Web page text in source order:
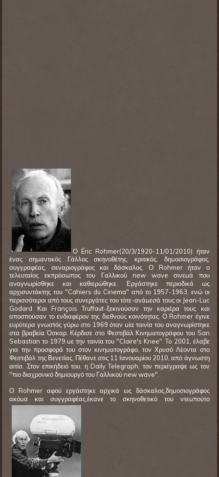
Ο Éric Rohmer(20/3/1920-11/01/2010) ήταν
ένας σημαντικός Γάλλος σκηνοθέτης, κριτικός, δημοσιογράφος,
συγγραφέας, σεναριογράφος και δάσκαλος. Ο Rohmer ήταν ο
τελευταίος εκπρόσωπος του Γαλλικού new wave σινεμά που
αναγνωρίσθηκε και καθιερώθηκε. Εργάστηκε περιοδικά ως
αρχισυντάκτης του "Cahiers du Cinema" από το 1957-1963, ενώ οι
περισσότεροι από τους συνεργάτες του τότε-ανάμεσά τους οι Jean-Luc
Godard Και François Truffaut-ξεκινούσαν την καριέρα τους και
αποσπούσαν το ενδιαφέρον της διεθνούς κοινότητας. Ο Rohmer έγινε
ευρύτερα γνωστός γύρω στο 1969 όταν μία ταινία του αναγνωρίστηκε
στα βραβεία Όσκαρ. Κέρδισε στο Φεστιβάλ Κινηματογράφου του San
Sebastian το 1979 με την ταινία του "Claire's Knee". To 2001, έλαβε
για την προσφορά του στον κινηματογράφο, τον Χρυσό Λέοντα στο
Φεστιβάλ της Βενετίας. Πέθανε στις 11 Ιανουαρίου 2010, από άγνωστη
αιτία. Στον επικήδειό του, η Daily Telegraph, τον περιέγραψε ως τον
"πιο διαχρονικό δημιουργό του Γαλλικού new wave".
Ο Rohmer αφού εργάστηκε αρχικά ως δάσκαλος,δημοσιογράφος
ακόμα και συγγραφέας,έκανε το σκηνοθετικό του ντεμπούτο